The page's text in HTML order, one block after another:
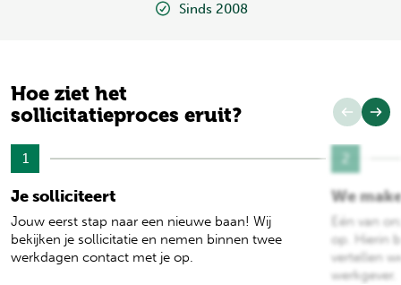
Sinds 2008
Hoe ziet het
sollicitatieproces eruit?
1
Je solliciteert
Jouw eerst stap naar een nieuwe baan! Wij
bekijken je sollicitatie en nemen binnen twee
werkdagen contact met je op.
We
Eén van
op. Hierin
vertellen
werkgever.